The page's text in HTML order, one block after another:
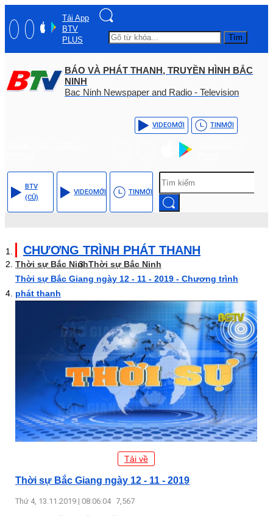
Tải App
BTV
PLUS
Tìm
BÁO VÀ PHÁT THANH, TRUYỀN HÌNH BẮC
NINH
Bac Ninh Newspaper and Radio - Television
VIDEOMỚI TINMỚI
BTV
(CŨ)
VIDEOMỚI TINMỚI
CHƯƠNG TRÌNH PHÁT THANH
Thời sự Bắc NinhThời sự Bắc Ninh
Thời sự Bắc Giang ngày 12 - 11 - 2019 - Chương trình
phát thanh
Tải về
Thời sự Bắc Giang ngày 12 - 11 - 2019
Thứ 4, 13.11.2019 | 08:06:04 7,567